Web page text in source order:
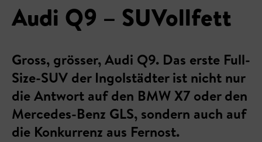
Audi Q9 – SUVollfett
Gross, grösser, Audi Q9. Das erste Full-
Size-SUV der Ingolstädter ist nicht nur
die Antwort auf den BMW X7 oder den
Mercedes-Benz GLS, sondern auch auf
die Konkurrenz aus Fernost.